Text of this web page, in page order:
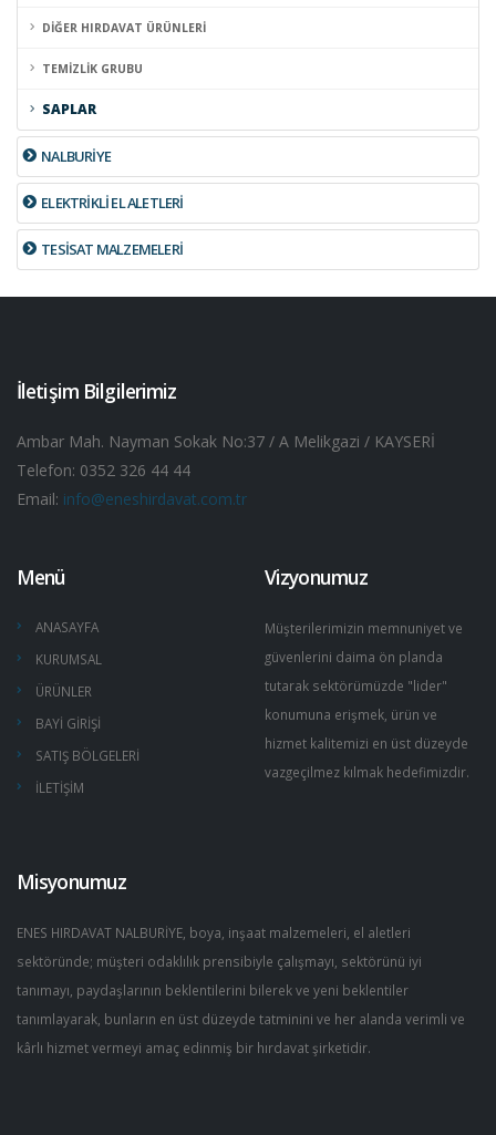
DİĞER HIRDAVAT ÜRÜNLERİ
TEMİZLİK GRUBU
SAPLAR
NALBURİYE
ELEKTRİKLİ EL ALETLERİ
TESİSAT MALZEMELERİ
İletişim Bilgilerimiz
Ambar Mah. Nayman Sokak No:37 / A Melikgazi / KAYSERİ
Telefon: 0352 326 44 44
Email: info@eneshirdavat.com.tr
Menü
ANASAYFA
KURUMSAL
ÜRÜNLER
BAYİ GİRİŞİ
SATIŞ BÖLGELERİ
İLETİŞİM
Vizyonumuz
Müşterilerimizin memnuniyet ve
güvenlerini daima ön planda
tutarak sektörümüzde "lider"
konumuna erişmek, ürün ve
hizmet kalitemizi en üst düzeyde
vazgeçilmez kılmak hedefimizdir.
Misyonumuz
ENES HIRDAVAT NALBURİYE, boya, inşaat malzemeleri, el aletleri
sektöründe; müşteri odaklılık prensibiyle çalışmayı, sektörünü iyi
tanımayı, paydaşlarının beklentilerini bilerek ve yeni beklentiler
tanımlayarak, bunların en üst düzeyde tatminini ve her alanda verimli ve
kârlı hizmet vermeyi amaç edinmiş bir hırdavat şirketidir.